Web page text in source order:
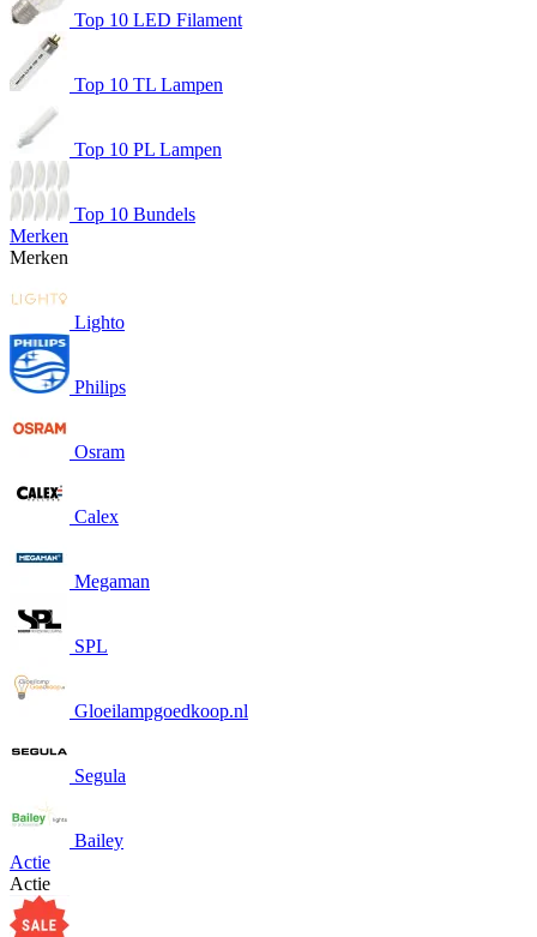
Top 10 LED Filament
Top 10 TL Lampen
Top 10 PL Lampen
Top 10 Bundels
Merken
Merken
Lighto
Philips
Osram
Calex
Megaman
SPL
Gloeilampgoedkoop.nl
Segula
Bailey
Actie
Actie